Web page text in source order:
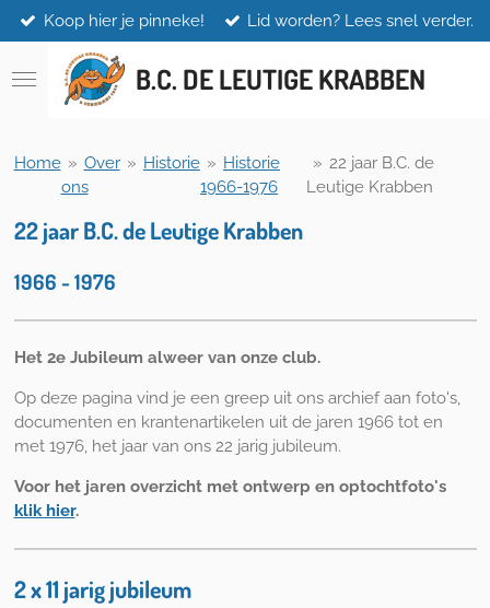
Ga
direct
naar
B.C. DE LEUTIGE KRABBEN
Koop hier je pinneke! Lid worden? Lees snel verder.
Home » Over
ons
» Historie » Historie
1966-1976
» 22 jaar B.C. de
Leutige Krabben
22 jaar B.C. de Leutige Krabben
1966 - 1976
Het 2e Jubileum alweer van onze club.
Op deze pagina vind je een greep uit ons archief aan foto's,
documenten en krantenartikelen uit de jaren 1966 tot en
met 1976, het jaar van ons 22 jarig jubileum.
Voor het jaren overzicht met ontwerp en optochtfoto's
klik hier.
2 x 11 jarig jubileum